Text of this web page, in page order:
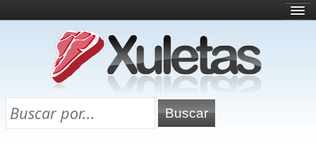
¿Qué es esto?
Directorio
Chuletas para exámenes